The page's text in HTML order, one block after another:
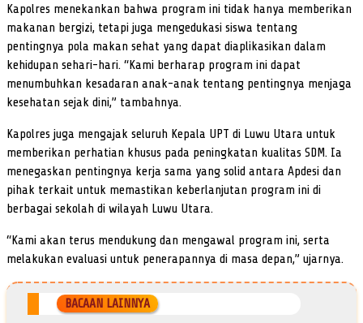
Kapolres menekankan bahwa program ini tidak hanya memberikan
makanan bergizi, tetapi juga mengedukasi siswa tentang
pentingnya pola makan sehat yang dapat diaplikasikan dalam
kehidupan sehari-hari. “Kami berharap program ini dapat
menumbuhkan kesadaran anak-anak tentang pentingnya menjaga
kesehatan sejak dini,” tambahnya.
Kapolres juga mengajak seluruh Kepala UPT di Luwu Utara untuk
memberikan perhatian khusus pada peningkatan kualitas SDM. Ia
menegaskan pentingnya kerja sama yang solid antara Apdesi dan
pihak terkait untuk memastikan keberlanjutan program ini di
berbagai sekolah di wilayah Luwu Utara.
“Kami akan terus mendukung dan mengawal program ini, serta
melakukan evaluasi untuk penerapannya di masa depan,” ujarnya.
BACAAN LAINNYA